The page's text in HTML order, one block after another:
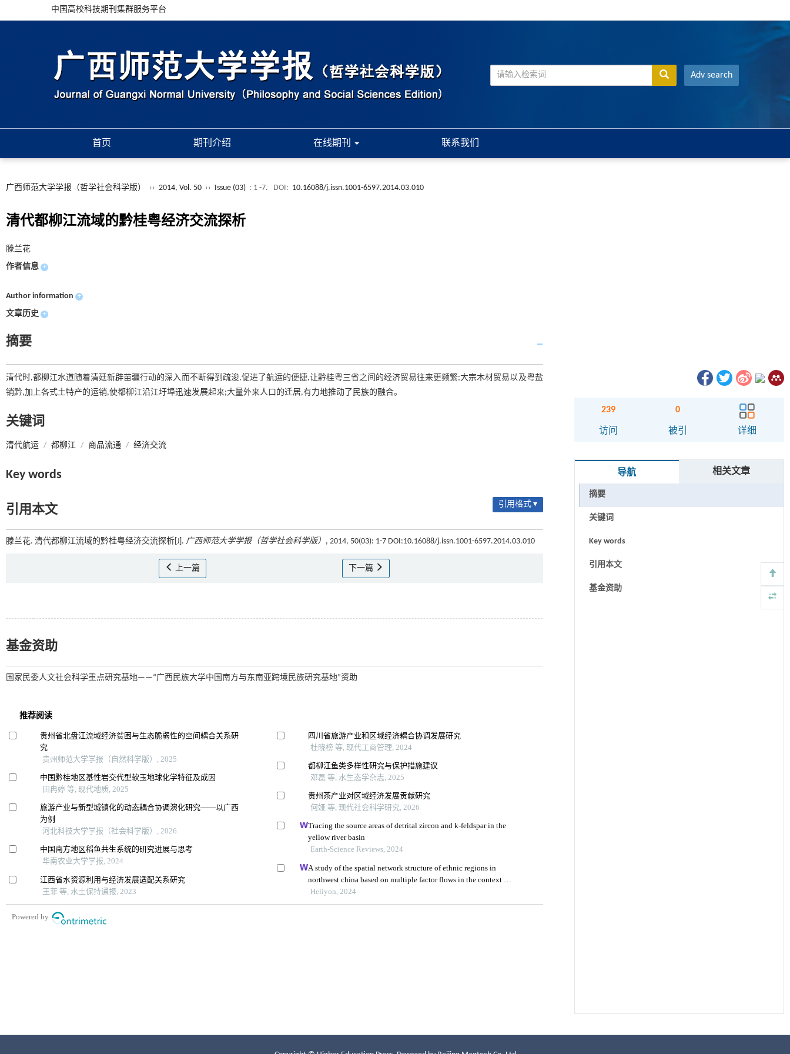
中国高校科技期刊集群服务平台
Adv search
首页 期刊介绍 在线期刊 联系我们
广西师范大学学报（哲学社会科学版） ›› 2014, Vol. 50 ›› Issue (03) : 1 -7. DOI: 10.16088/j.issn.1001-6597.2014.03.010
清代都柳江流域的黔桂粤经济交流探析
滕兰花
作者信息 +
Author information +
文章历史 +
摘要
清代时,都柳江水道随着清廷新辟苗疆行动的深入而不断得到疏浚,促进了航运的便捷,让黔桂粤三省之间的经济贸易往来更频繁;大宗木材贸易以及粤盐
销黔,加上各式土特产的运销,使都柳江沿江圩埠迅速发展起来;大量外来人口的迁居,有力地推动了民族的融合。
关键词
清代航运 / 都柳江 / 商品流通 / 经济交流
Key words
引用本文 引用格式 ▾
滕兰花. 清代都柳江流域的黔桂粤经济交流探析[J]. 广西师范大学学报（哲学社会科学版） , 2014, 50(03): 1-7 DOI:10.16088/j.issn.1001-6597.2014.03.010
上一篇 下一篇
基金资助
国家民委人文社会科学重点研究基地——“广西民族大学中国南方与东南亚跨境民族研究基地”资助
239
访问
0
被引 详细
导航 相关文章
摘要
关键词
Key words
引用本文
基金资助